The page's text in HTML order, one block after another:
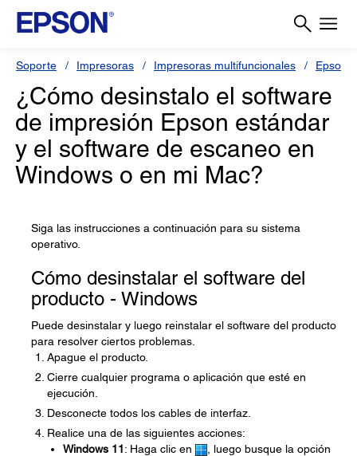
Soporte Impresoras Impresoras multifuncionales Epson
¿Cómo desinstalo el software
de impresión Epson estándar
y el software de escaneo en
Windows o en mi Mac?
Siga las instrucciones a continuación para su sistema
operativo.
Cómo desinstalar el software del
producto - Windows
Puede desinstalar y luego reinstalar el software del producto
para resolver ciertos problemas.
Apague el producto.
Cierre cualquier programa o aplicación que esté en
ejecución.
Desconecte todos los cables de interfaz.
Realice una de las siguientes acciones:
Windows 11: Haga clic en
, luego busque la opción